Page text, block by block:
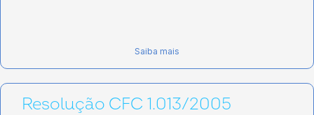
Saiba mais
Resolução CFC 1.013/2005